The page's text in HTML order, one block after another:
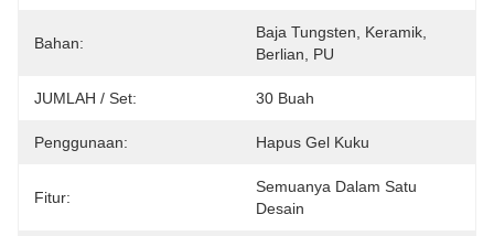
Bahan:
Baja Tungsten, Keramik,
Berlian, PU
JUMLAH / Set: 30 Buah
Penggunaan: Hapus Gel Kuku
Fitur:
Semuanya Dalam Satu
Desain